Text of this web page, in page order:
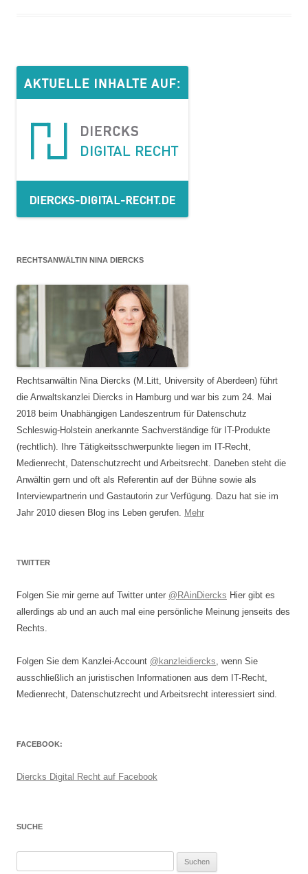
RECHTSANWÄLTIN NINA DIERCKS
Rechtsanwältin Nina Diercks (M.Litt, University of Aberdeen) führt
die Anwaltskanzlei Diercks in Hamburg und war bis zum 24. Mai
2018 beim Unabhängigen Landeszentrum für Datenschutz
Schleswig-Holstein anerkannte Sachverständige für IT-Produkte
(rechtlich). Ihre Tätigkeitsschwerpunkte liegen im IT-Recht,
Medienrecht, Datenschutzrecht und Arbeitsrecht. Daneben steht die
Anwältin gern und oft als Referentin auf der Bühne sowie als
Interviewpartnerin und Gastautorin zur Verfügung. Dazu hat sie im
Jahr 2010 diesen Blog ins Leben gerufen. Mehr
TWITTER
Folgen Sie mir gerne auf Twitter unter @RAinDiercks Hier gibt es
allerdings ab und an auch mal eine persönliche Meinung jenseits des
Rechts.
Folgen Sie dem Kanzlei-Account @kanzleidiercks, wenn Sie
ausschließlich an juristischen Informationen aus dem IT-Recht,
Medienrecht, Datenschutzrecht und Arbeitsrecht interessiert sind.
FACEBOOK:
Diercks Digital Recht auf Facebook
SUCHE